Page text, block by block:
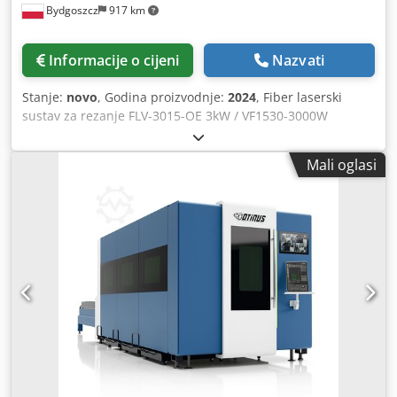
mjeseci. Pristup online tečajevima Otinus akademije -
LibreCad - Pristup unutar 12 mjeseci Osim toga, dobit ćete
- CAD paket za crtanje
transportnim kuglicama ugrađenim u ploču stola kako bi se
dijelova također je puno lakše zahvaljujući kolicima koja se
nalaze ispod stroja, a koja se izvlače pomoću praktične
(opcionalno*) Ovaj proizvod nudi individualnu zaštitu za
vaš laserski izvor. Ovom uslugom možete osigurati
kontinuitet rada u Vašoj tvrtki. Osiguravamo vaše
poslovanje kako biste svoje narudžbe mogli izvršiti na
vrijeme. Codpfx Ajphmxred Neha stabilizator napona
(opcija*) upravljačka ploča Računalo pokreće Windows 10 i
softver za uređivanje CypCut sa značajkama kao što su:
dizajn, uvoz i izvoz datoteka, optimizacija rada. Svi
instalirani programi imaju doživotne licence. Stroj je
opremljen bežičnim upravljačem. Stručna podrška
Brinemo se da ostanemo u stalnom kontaktu s našim
kupcima. Zato nudimo paket stručne podrške Otinus
tehničara po satu kada kupite stroj. Otinus Academy
softver za učenje Kupnjom ovog stroja dobivate godinu
dana pristupa online tečajevima koji će vam pomoći da bez
Bydgoszcz 917 km
Informacije o cijeni Nazvati
Stanje: novo, Godina proizvodnje: 2024, Fiber laserski
sustav za rezanje FLV-3015-OE 3kW / VF1530-3000W
Tehnički parametri - Maksimalna veličina lista: 3000 x 1500
mm - Točnost pozicioniranja osi X i Y: ±0,05 mm/m -
Ponovljiva točnost pozicioniranja X i Y osi: ±0,03 mm -
ubrzanje: 0,7 G - Maksimalna nosivost: 1200 kg - Snaga: 3,0
kW - Potrošnja energije: 24,0 kW - Izvorna marka:
Odaberite između Raycus ili MAX Photonics - Priključak za
napajanje: ~3x400 V 50 Hz - Klasa zaštite: IP54 debljina
rezanja - Ugljični čelik: preporučena debljina 20,0 mm,
maksimalna debljina 22,0 mm - Nehrđajući čelik:
preporučena debljina 8,0 mm, maksimalna debljina 10,0
mm - Aluminij: preporučena debljina 6,0 mm, maksimalna
debljina 8,0 mm - Mesing: preporučena debljina 5,0 mm,
maksimalna debljina 6,0 mm konstrukcija Stroj je vrlo
Mali oglasi